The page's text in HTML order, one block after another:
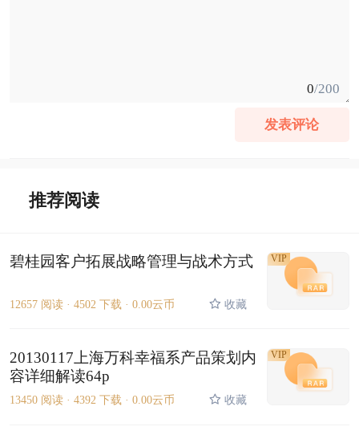
0/200
发表评论
推荐阅读
碧桂园客户拓展战略管理与战术方式
12657 阅读 · 4502 下载 · 0.00云币 收藏
VIP
20130117上海万科幸福系产品策划内
容详细解读64p
13450 阅读 · 4392 下载 · 0.00云币 收藏
VIP